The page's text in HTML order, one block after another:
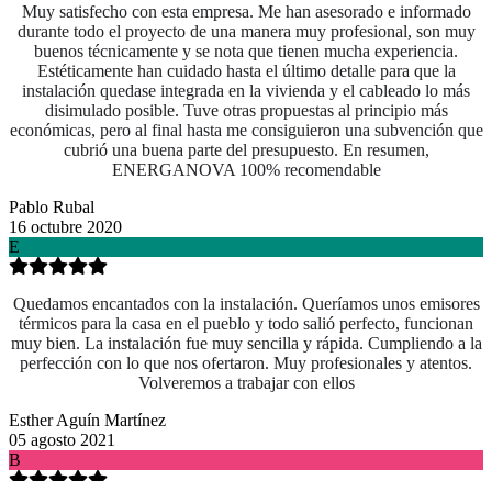
Muy satisfecho con esta empresa. Me han asesorado e informado
durante todo el proyecto de una manera muy profesional, son muy
buenos técnicamente y se nota que tienen mucha experiencia.
Estéticamente han cuidado hasta el último detalle para que la
instalación quedase integrada en la vivienda y el cableado lo más
disimulado posible. Tuve otras propuestas al principio más
económicas, pero al final hasta me consiguieron una subvención que
cubrió una buena parte del presupuesto. En resumen,
ENERGANOVA 100% recomendable
Pablo Rubal
16 octubre 2020
E
Quedamos encantados con la instalación. Queríamos unos emisores
térmicos para la casa en el pueblo y todo salió perfecto, funcionan
muy bien. La instalación fue muy sencilla y rápida. Cumpliendo a la
perfección con lo que nos ofertaron. Muy profesionales y atentos.
Volveremos a trabajar con ellos
Esther Aguín Martínez
05 agosto 2021
B